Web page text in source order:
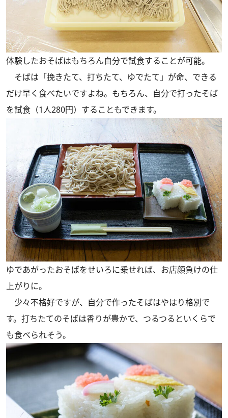
体験したおそばはもちろん自分で試食することが可能。
そばは「挽きたて、打ちたて、ゆでたて」が命、できる
だけ早く食べたいですよね。もちろん、自分で打ったそば
を試食（1人280円）することもできます。
ゆであがったおそばをせいろに乗せれば、お店顔負けの仕
上がりに。
少々不格好ですが、自分で作ったそばはやはり格別で
す。打ちたてのそばは香りが豊かで、つるつるといくらで
も食べられそう。